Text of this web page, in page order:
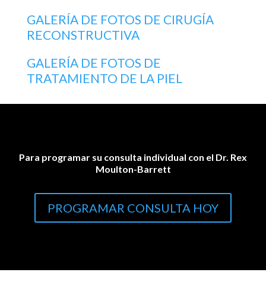
GALERÍA DE FOTOS DE CIRUGÍA
RECONSTRUCTIVA
GALERÍA DE FOTOS DE
TRATAMIENTO DE LA PIEL
Para programar su consulta individual con el Dr. Rex
Moulton-Barrett
PROGRAMAR CONSULTA HOY